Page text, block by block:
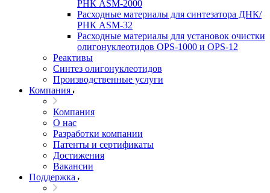
РНК ASM-­2000
Расходные материалы для синтезатора ДНК/
РНК ASM-­32
Расходные материалы для установок очистки
олигонуклеотидов OPS-­­1000 и OPS-­12
Реактивы
Синтез олигонуклеотидов
Производственные услуги
Компания
Компания
О нас
Разработки компании
Патенты и сертификаты
Достижения
Вакансии
Поддержка